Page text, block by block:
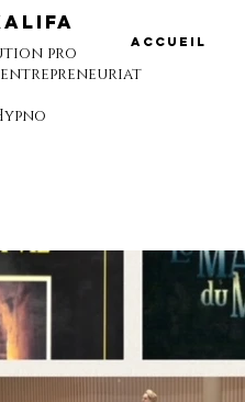
pro
entrepreneuriat
Accueil